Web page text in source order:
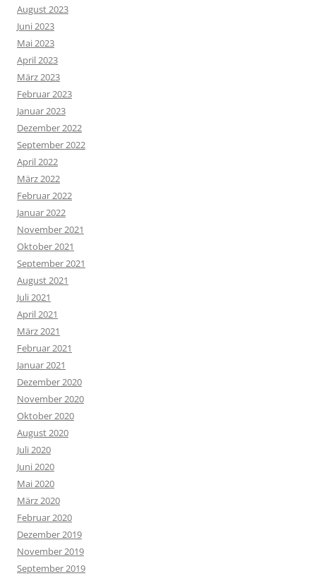
August 2023
Juni 2023
Mai 2023
April 2023
März 2023
Februar 2023
Januar 2023
Dezember 2022
September 2022
April 2022
März 2022
Februar 2022
Januar 2022
November 2021
Oktober 2021
September 2021
August 2021
Juli 2021
April 2021
März 2021
Februar 2021
Januar 2021
Dezember 2020
November 2020
Oktober 2020
August 2020
Juli 2020
Juni 2020
Mai 2020
März 2020
Februar 2020
Dezember 2019
November 2019
September 2019